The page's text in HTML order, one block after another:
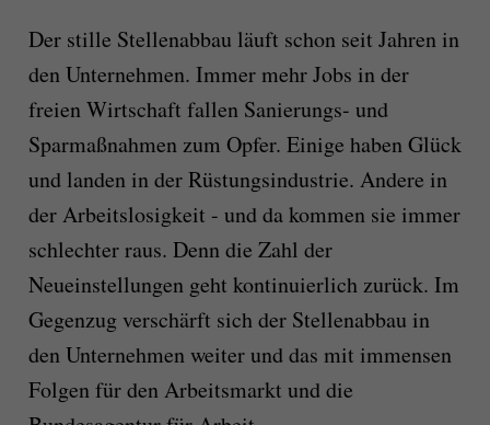
Der stille Stellenabbau läuft schon seit Jahren in
den Unternehmen. Immer mehr Jobs in der
freien Wirtschaft fallen Sanierungs- und
Sparmaßnahmen zum Opfer. Einige haben Glück
und landen in der Rüstungsindustrie. Andere in
der Arbeitslosigkeit - und da kommen sie immer
schlechter raus. Denn die Zahl der
Neueinstellungen geht kontinuierlich zurück. Im
Gegenzug verschärft sich der Stellenabbau in
den Unternehmen weiter und das mit immensen
Folgen für den Arbeitsmarkt und die